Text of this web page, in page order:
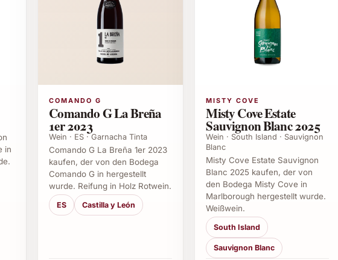
ausgezeichnet als Apéro-Getränk oder als Begleitung zu einem
– stilvoll und persönlich
Überraschung für Freunde und Familie
– rundet den entspannten Genuss ab
2024 bestellen und geniessen?
Weisswein ist, der sowohl pur als auch zu Speisen überzeugt, wird
2024 fündig. Seine fruchtig-frische Art macht Lust auf mehr und schafft
zu Hause oder an festlichen Anlässen. Einfach bestellen und sich
in
COMANDO G
Comando G La Breña
1er 2023
Wein · ES · Garnacha Tinta
Comando G La Breña 1er 2023
kaufen, der von den Bodega
Comando G in hergestellt
wurde. Reifung in Holz Rotwein.
ES Castilla y León
MISTY COVE
Misty Cove Estate
Sauvignon Blanc 2025
Wein · South Island · Sauvignon
Blanc
Misty Cove Estate Sauvignon
Blanc 2025 kaufen, der von
den Bodega Misty Cove in
Marlborough hergestellt wurde.
Weißwein.
South Island
Sauvignon Blanc